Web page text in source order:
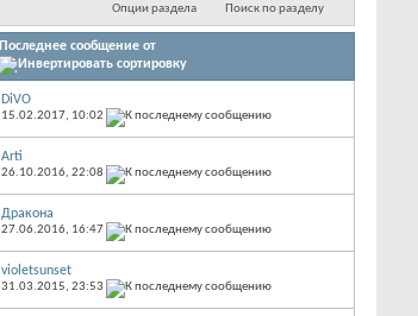
Опции раздела Поиск по разделу
Последнее сообщение от
DiVO
15.02.2017, 10:02
Arti
26.10.2016, 22:08
Дракона
27.06.2016, 16:47
violetsunset
31.03.2015, 23:53